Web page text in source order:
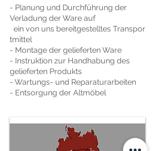
- Planung und Durchführung der
Verladung der Ware auf
ein von uns bereitgestelltes Transpor
tmittel
- Montage der gelieferten Ware
- Instruktion zur Handhabung des
gelieferten Produkts
- Wartungs- und Reparaturarbeiten
- Entsorgung der Altmöbel